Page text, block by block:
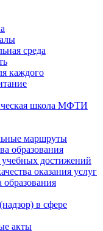
среда
каждого
школа МФТИ
маршруты
образования
достижений
оказания услуг
в сфере
акты